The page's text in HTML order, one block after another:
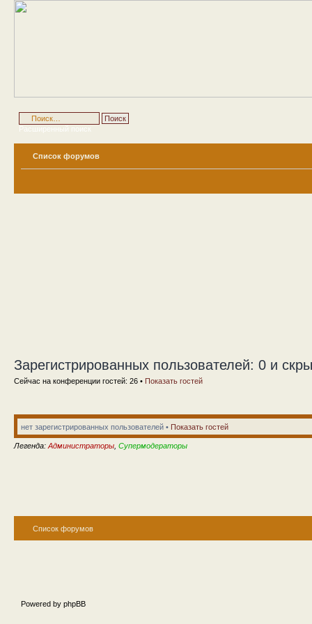
Расширенный поиск
Список форумов
Зарегистрированных пользователей: 0 и
Сейчас на конференции гостей: 26 • Показать гостей
нет зарегистрированных пользователей • Показать гостей
Легенда: Администраторы Супермодераторы
Список форумов
Powered by phpBB